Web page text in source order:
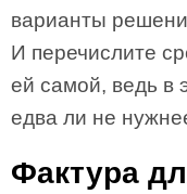
варианты
И перечислите
ей самой, ведь в
едва ли не
Фактура